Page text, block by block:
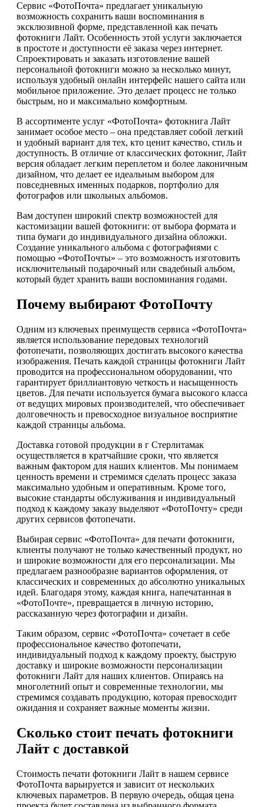
Сервис «ФотоПочта» предлагает уникальную
возможность сохранить ваши воспоминания в
эксклюзивной форме, представленной как печать
фотокниги Лайт. Особенность этой услуги заключается
в простоте и доступности её заказа через интернет.
Спроектировать и заказать изготовление вашей
персональной фотокниги можно за несколько минут,
используя удобный онлайн интерфейс нашего сайта или
мобильное приложение. Это делает процесс не только
быстрым, но и максимально комфортным.
В ассортименте услуг «ФотоПочта» фотокнига Лайт
занимает особое место – она представляет собой легкий
и удобный вариант для тех, кто ценит качество, стиль и
доступность. В отличие от классических фотокниг, Лайт
версия обладает легким переплетом и более лаконичным
дизайном, что делает ее идеальным выбором для
повседневных именных подарков, портфолио для
фотографов или школьных альбомов.
Вам доступен широкий спектр возможностей для
кастомизации вашей фотокниги: от выбора формата и
типа бумаги до индивидуального дизайна обложки.
Создание уникального альбома с фотографиями с
помощью «ФотоПочты» – это возможность изготовить
исключительный подарочный или свадебный альбом,
который будет хранить ваши воспоминания годами.
Почему выбирают ФотоПочту
Одним из ключевых преимуществ сервиса «ФотоПочта»
является использование передовых технологий
фотопечати, позволяющих достигать высокого качества
изображения. Печать каждой страницы фотокниги Лайт
проводится на профессиональном оборудовании, что
гарантирует бриллиантовую четкость и насыщенность
цветов. Для печати используется бумага высокого класса
от ведущих мировых производителей, что обеспечивает
долговечность и превосходное визуальное восприятие
каждой страницы альбома.
Доставка готовой продукции в г Стерлитамак
осуществляется в кратчайшие сроки, что является
важным фактором для наших клиентов. Мы понимаем
ценность времени и стремимся сделать процесс заказа
максимально удобным и оперативным. Кроме того,
высокие стандарты обслуживания и индивидуальный
подход к каждому заказу выделяют «ФотоПочту» среди
других сервисов фотопечати.
Выбирая сервис «ФотоПочта» для печати фотокниги,
клиенты получают не только качественный продукт, но
и широкие возможности для его персонализации. Мы
предлагаем разнообразие вариантов оформления, от
классических и современных до абсолютно уникальных
идей. Благодаря этому, каждая книга, напечатанная в
«ФотоПочте», превращается в личную историю,
рассказанную через фотографии и дизайн.
Таким образом, сервис «ФотоПочта» сочетает в себе
профессиональное качество фотопечати,
индивидуальный подход к каждому проекту, быструю
доставку и широкие возможности персонализации
фотокниги Лайт для наших клиентов. Опираясь на
многолетний опыт и современные технологии, мы
стремимся создавать продукцию, которая превосходит
ожидания и сохраняет важные моменты жизни.
Сколько стоит печать фотокниги
Лайт с доставкой
Стоимость печати фотокниги Лайт в нашем сервисе
ФотоПочта варьируется и зависит от нескольких
ключевых параметров. В первую очередь, общая цена